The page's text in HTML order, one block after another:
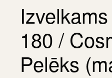
180 /
Pelēks